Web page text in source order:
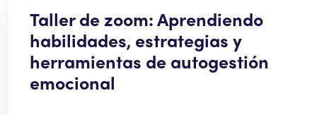
Taller de zoom: Aprendiendo
habilidades, estrategias y
herramientas de autogestión
emocional